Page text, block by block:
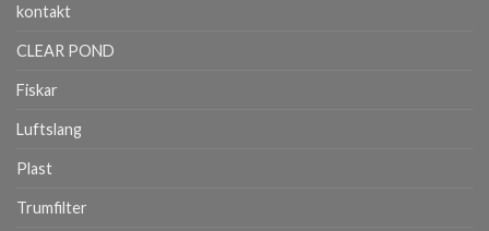
kontakt
CLEAR POND
Fiskar
Luftslang
Plast
Trumfilter